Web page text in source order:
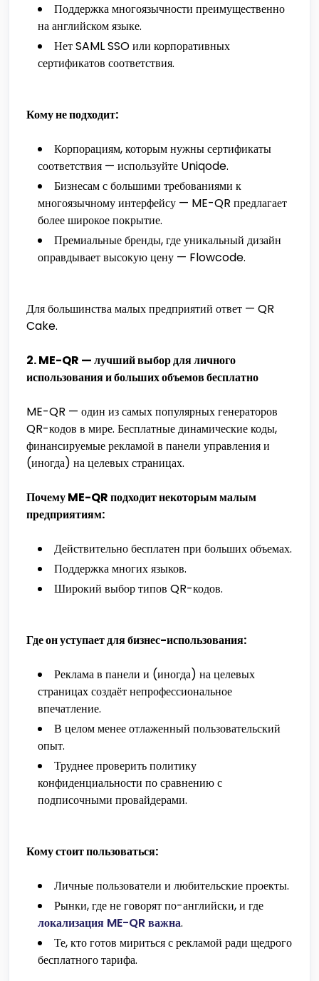
Поддержка многоязычности преимущественно
на английском языке.
Нет SAML SSO или корпоративных
сертификатов соответствия.
Кому не подходит:
Корпорациям, которым нужны сертификаты
соответствия — используйте Uniqode.
Бизнесам с большими требованиями к
многоязычному интерфейсу — ME-QR предлагает
более широкое покрытие.
Премиальные бренды, где уникальный дизайн
оправдывает высокую цену — Flowcode.
Для большинства малых предприятий ответ — QR
Cake.
2. ME-QR — лучший выбор для личного
использования и больших объемов бесплатно
ME-QR — один из самых популярных генераторов
QR-кодов в мире. Бесплатные динамические коды,
финансируемые рекламой в панели управления и
(иногда) на целевых страницах.
Почему ME-QR подходит некоторым малым
предприятиям:
Действительно бесплатен при больших объемах.
Поддержка многих языков.
Широкий выбор типов QR-кодов.
Где он уступает для бизнес-использования:
Реклама в панели и (иногда) на целевых
страницах создаёт непрофессиональное
впечатление.
В целом менее отлаженный пользовательский
опыт.
Труднее проверить политику
конфиденциальности по сравнению с
подписочными провайдерами.
Кому стоит пользоваться:
Личные пользователи и любительские проекты.
Рынки, где не говорят по-английски, и где
локализация ME-QR важна.
Те, кто готов мириться с рекламой ради щедрого
бесплатного тарифа.